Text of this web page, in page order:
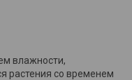
влажности,
растения со временем